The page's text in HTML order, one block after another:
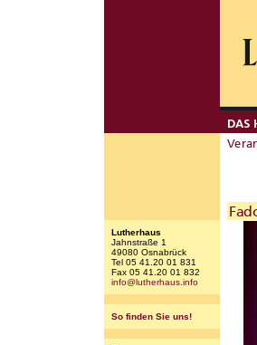
Lutherhaus
Jahnstraße 1
49080 Osnabrück
Tel 05 41.20 01 831
Fax 05 41.20 01 832
info@lutherhaus.info
So finden Sie uns!